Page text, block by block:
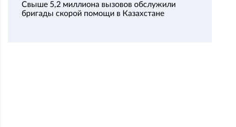
Свыше 5,2 миллиона вызовов обслужили
бригады скорой помощи в Казахстане